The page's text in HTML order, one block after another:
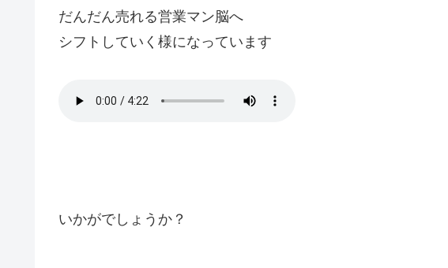
だんだん売れる営業マン脳へ
シフトしていく様になっています
いかがでしょうか？